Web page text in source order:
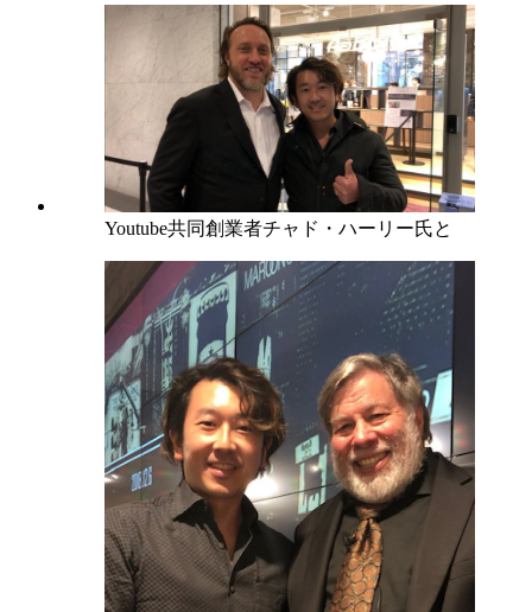
Youtube共同創業者チャド・ハーリー氏と